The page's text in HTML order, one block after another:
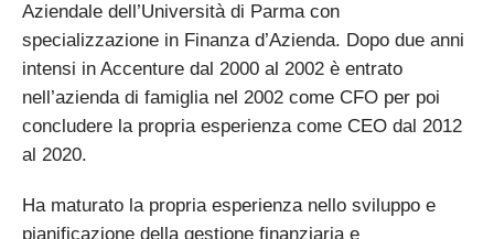
Aziendale dell’Università di Parma con
specializzazione in Finanza d’Azienda. Dopo due anni
intensi in Accenture dal 2000 al 2002 è entrato
nell’azienda di famiglia nel 2002 come CFO per poi
concludere la propria esperienza come CEO dal 2012
al 2020.
Ha maturato la propria esperienza nello sviluppo e
pianificazione della gestione finanziaria e